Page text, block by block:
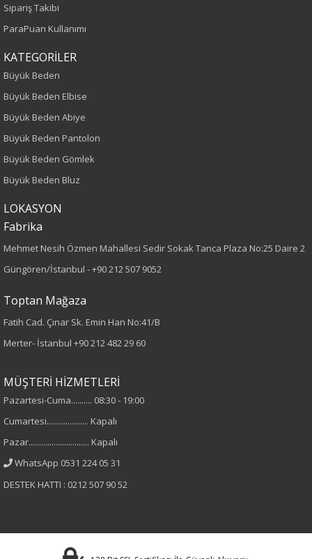
Bel
Kalıp
Boy
100
Paça Tipi
Lastikli Paça
Kumaş Tipi
Örme
Desen
Düz
Kumaş
%97 Polyester
%3 Elastan
Sipariş Takibi
ParaPuan Kullanımı
KATEGORİLER
Büyük Beden
Büyük Beden Elbise
Büyük Beden Abiye
Büyük Beden Pantolon
Büyük Beden Gömlek
Büyük Beden Bluz
LOKASYON
Fabrika
Mehmet Nesih Özmen Mahallesi Sedir Sokak Tanca Plaza No:25 Daire 2
Güngören/İstanbul -+90 212 507 9052
Toptan Mağaza
Fatih Cad. Çınar Sk. Emin Han No:41/B
Merter- İstanbul +90 212 482 29 60
MÜŞTERİ HİZMETLERİ
Pazartesi-Cuma.......... 08:30 - 19:00
Cumartesi.................... Kapalı
Pazar............................. Kapalı
WhatsApp 0531 224 05 31
DESTEK HATTI : 0212 507 90 52